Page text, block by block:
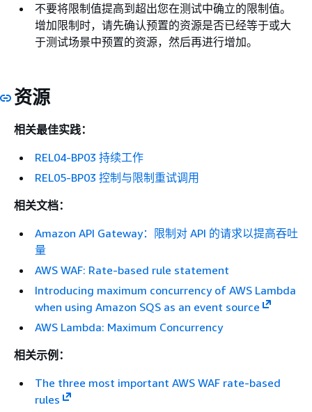
不要将限制值提高到超出您在测试中确立的限制值。
增加限制时，请先确认预置的资源是否已经等于或大
于测试场景中预置的资源，然后再进行增加。
资源
相关最佳实践：
REL04-BP03 持续工作
REL05-BP03 控制与限制重试调用
相关文档：
Amazon API Gateway：限制对 API 的请求以提高吞吐
量
AWS WAF: Rate-based rule statement
Introducing maximum concurrency of AWS Lambda
when using Amazon SQS as an event source
AWS Lambda: Maximum Concurrency
相关示例：
The three most important AWS WAF rate-based
rules